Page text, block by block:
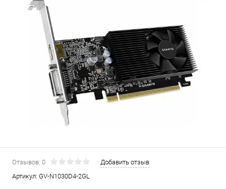
Отзывов: 0
Добавить отзыв
Артикул: GV-N1030D4-2GL